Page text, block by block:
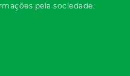
pela sociedade.